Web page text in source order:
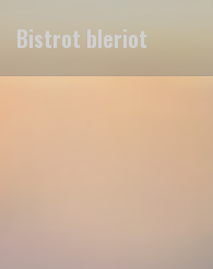
Bistrot bleriot